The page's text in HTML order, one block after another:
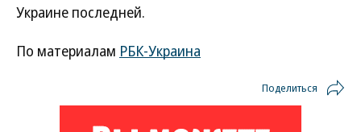
Украине последней.
По материалам РБК-Украина
Поделиться